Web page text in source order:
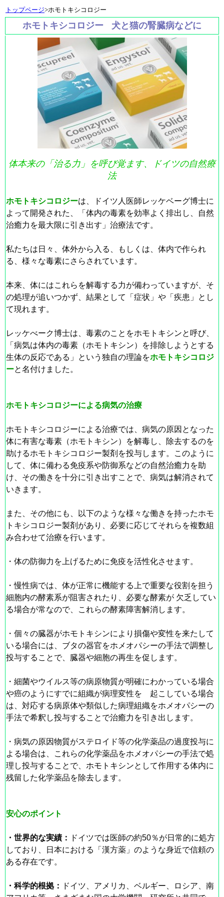
トップページ>ホモトキシコロジー
ホモトキシコロジー 犬と猫の腎臓病などに
体本来の「治る力」を呼び覚ます、ドイツの自然療
法
ホモトキシコロジーは、ドイツ人医師レッケベーグ博士に
よって開発された、「体内の毒素を効率よく排出し、自然
治癒力を最大限に引き出す」治療法です。
私たちは日々、体外から入る、もしくは、体内で作られ
る、様々な毒素にさらされています。
本来、体にはこれらを解毒する力が備わっていますが、そ
の処理が追いつかず、結果として
「症状」や「疾患」とし
て現れます。
レッケべーク博士は、毒素のことをホモトキシンと呼び、
「病気は体内の毒素（ホモトキシン）を排除しようとする
生体の反応である」という独自の理論をホモトキシコロジ
ーと名付けました。
ホモトキシコロジーによる病気の治療
ホモトキシコロジーによる治療では、病気の原因となった
体に有害な毒素（ホモトキシン）
を解毒し、除去するのを
助けるホモトキシコロジー製剤を投与します。このように
して、体に備わる免疫系や防御系などの自然治癒力を助
け、その働きを十分に引き出すことで、病気は解消されて
いきます。
また、その他にも、以下のような様々な働きを持ったホモ
トキシコロジー製剤があり、必要に応じてそれらを複数組
み合わせて治療を行います。
・体の防御力を上げるために免疫を活性化させます。
・慢性病では、体が正常に機能する上で重要な役割を担う
細胞内の酵素系が阻害されたり、必要な酵素が 欠乏してい
る場合が常なので、これらの酵素障害解消します。
・ 個々の臓器がホモトキシンにより損傷や変性を来たして
いる場合には、ブタの器官をホメオパシーの手法で調整し
投与することで、臓器や細胞の再生を促します。
・細菌やウイルス等の病原物質が明確にわかっている場合
や癌のようにすでに組織が病理変性を 起こしている場合
は、対応する病原体や類似した病理組織をホメオパシーの
手法で希釈し投与することで治癒力を引き出します。
・病気の原因物質がステロイド等の化学薬品の過度投与に
よる場合は、これらの化学薬品をホメオパシーの手法で処
理し投与することで、 ホモトキシンとして作用する体内に
残留した化学薬品を除去します。
安心のポイント
・世界的な実績：
ドイツでは医師の約50％が日常的に処方
しており、日本における「漢方薬」のような身近で信頼の
ある存在です。
・科学的根拠：
ドイツ、アメリカ、ベルギー、ロシア、南